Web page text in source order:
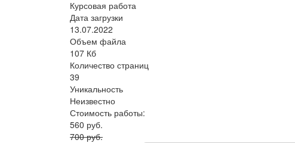
Курсовая работа
Дата загрузки
13.07.2022
Объем файла
107 Кб
Количество страниц
39
Уникальность
Неизвестно
Стоимость работы:
560 руб.
700 руб.